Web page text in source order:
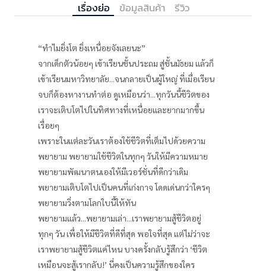
เรื่องย่อ ข้อมูลสินค้า รีวิว
“ทำไมยิ่งโต ยิ่งเหนื่อยจังเลยนะ”
จากเด็กตัวน้อยๆ เข้าเรียนชั้นประถม สู่ชั้นมัธยม แล้วก็
เข้าเรียนมหาวิทยาลัย...จนกลายเป็นผู้ใหญ่ ที่เมื่อเรียน
จบก็ต้องหางานทำต่อ ดูเหมือนว่า...ทุกวันนี้ชีวิตของ
เราจะเติบโตไปในทิศทางที่เหนื่อยและยากมากขึ้น
เรื่อยๆ
เพราะในแต่ละวันเราต้องใช้ชีวิตที่เต็มไปด้วยความ
พยายาม พยายามใช้ชีวิตในทุกๆ วันให้มีความหมาย
พยายามพัฒนาตนเองให้มีเวอร์ชั่นที่ดีกว่าเดิม
พยายามเติบโตไปเป็นคนที่เก่งกาจ โดดเด่นกว่าใครๆ
พยายามวิ่งตามโลกใบนี้ให้ทัน
พยายามแล้ว...พยายามเล่า...เราพยายามสู้ชีวิตอยู่
ทุกๆ วัน เพื่อให้มีชีวิตที่ดีที่สุด พอใจที่สุด แต่ไม่ว่าจะ
เราพยายามสู้ชีวิตแค่ไหน บางครั้งกลับรู้สึกว่า ‘ชีวิต
เหมือนจะสู้เรากลับ!’ นี่คงเป็นความรู้สึกของใคร